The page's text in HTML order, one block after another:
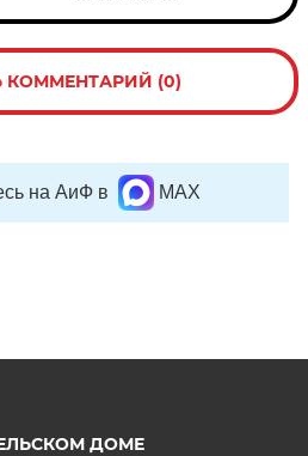
КОММЕНТАРИЙ (0)
на АиФ в MAX
ДОМЕ